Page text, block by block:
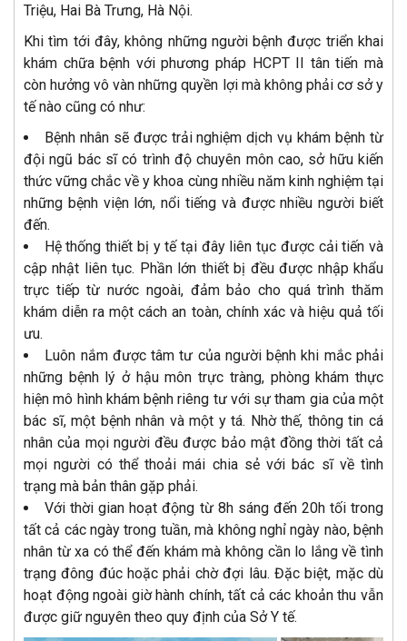
Triệu, Hai Bà Trưng, Hà Nội.
Khi tìm tới đây, không những người bệnh được triển khai
khám chữa bệnh với phương pháp HCPT II tân tiến mà
còn hưởng vô vàn những quyền lợi mà không phải cơ sở y
tế nào cũng có như:
Bệnh nhân sẽ được trải nghiệm dịch vụ khám bệnh từ
đội ngũ bác sĩ có trình độ chuyên môn cao, sở hữu kiến
thức vững chắc về y khoa cùng nhiều năm kinh nghiệm tại
những bệnh viện lớn, nổi tiếng và được nhiều người biết
đến.
Hệ thống thiết bị y tế tại đây liên tục được cải tiến và
cập nhật liên tục. Phần lớn thiết bị đều được nhập khẩu
trực tiếp từ nước ngoài, đảm bảo cho quá trình thăm
khám diễn ra một cách an toàn, chính xác và hiệu quả tối
ưu.
Luôn nắm được tâm tư của người bệnh khi mắc phải
những bệnh lý ở hậu môn trực tràng, phòng khám thực
hiện mô hình khám bệnh riêng tư với sự tham gia của một
bác sĩ, một bệnh nhân và một y tá. Nhờ thế, thông tin cá
nhân của mọi người đều được bảo mật đồng thời tất cả
mọi người có thể thoải mái chia sẻ với bác sĩ về tình
trạng mà bản thân gặp phải.
Với thời gian hoạt động từ 8h sáng đến 20h tối trong
tất cả các ngày trong tuần, mà không nghỉ ngày nào, bệnh
nhân từ xa có thể đến khám mà không cần lo lắng về tình
trạng đông đúc hoặc phải chờ đợi lâu. Đặc biệt, mặc dù
hoạt động ngoài giờ hành chính, tất cả các khoản thu vẫn
được giữ nguyên theo quy định của Sở Y tế.